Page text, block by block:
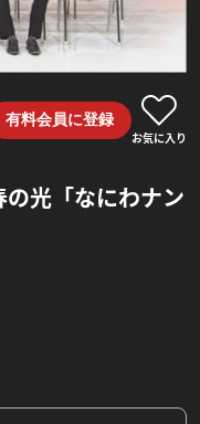
有料会員に登録
お気に入り
光「なにわナン